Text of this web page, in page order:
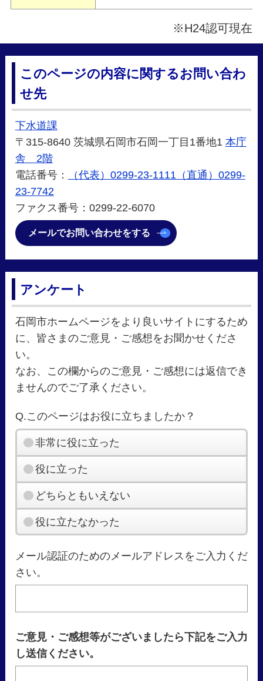
※H24認可現在
このページの内容に関するお問い合わ
せ先
下水道課
〒315-8640 茨城県石岡市石岡一丁目1番地1 本庁
舎 2階
電話番号：
（代表）0299-23-1111（直通）0299-
23-7742
ファクス番号：0299-22-6070
メールでお問い合わせをする
アンケート
石岡市ホームページをより良いサイトにするため
に、皆さまのご意見・ご感想をお聞かせくださ
い。
なお、この欄からのご意見・ご感想には返信でき
ませんのでご了承ください。
Q.このページはお役に立ちましたか？
非常に役に立った
役に立った
どちらともいえない
役に立たなかった
メール認証のためのメールアドレスをご入力くだ
さい。
ご意見・ご感想等がございましたら下記をご入力
し送信ください。